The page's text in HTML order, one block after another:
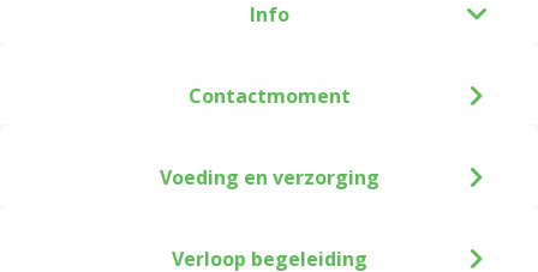
Info
Contactmoment
Voeding en verzorging
Verloop begeleiding